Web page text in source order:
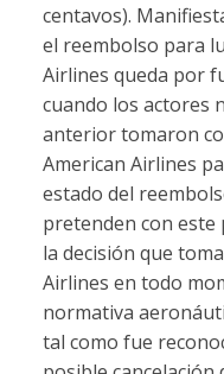
centavos).
el reembolso para
Airlines queda por
cuando los actores
anterior tomaron
American Airlines
estado del
pretenden con
la decisión que
Airlines en todo
normativa
tal como fue